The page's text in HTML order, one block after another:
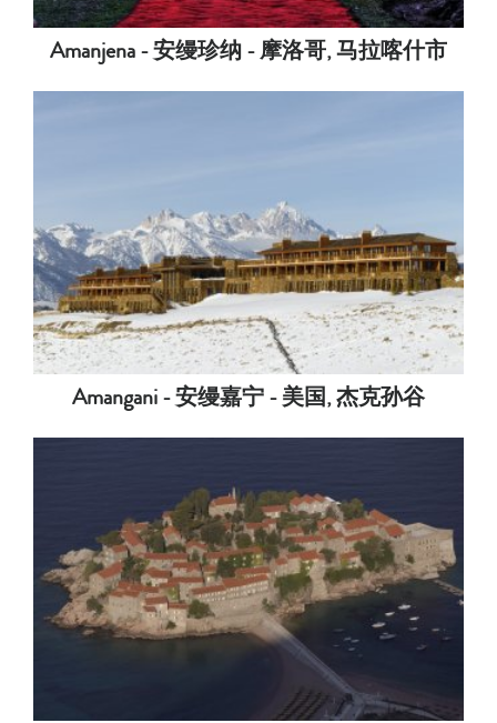
Amanjena - 安缦珍纳 - 摩洛哥, 马拉喀什市
Amangani - 安缦嘉宁 - 美国, 杰克孙谷